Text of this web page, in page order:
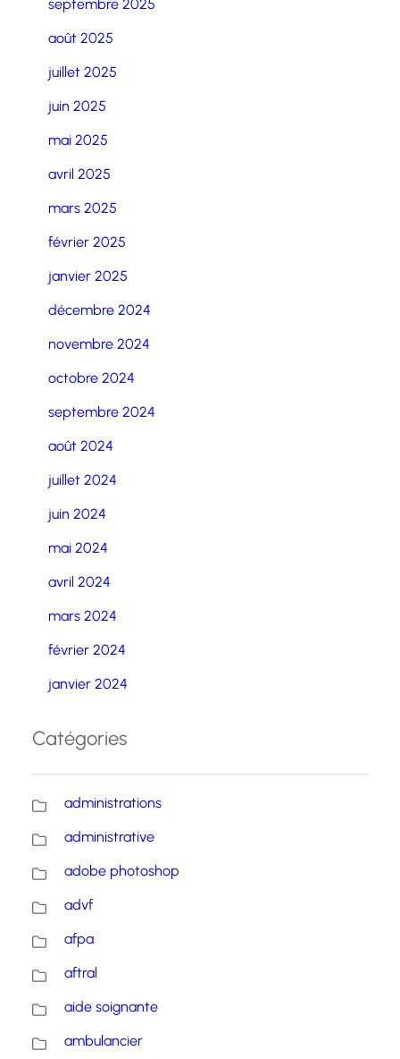
septembre 2025
août 2025
juillet 2025
juin 2025
mai 2025
avril 2025
mars 2025
février 2025
janvier 2025
décembre 2024
novembre 2024
octobre 2024
septembre 2024
août 2024
juillet 2024
juin 2024
mai 2024
avril 2024
mars 2024
février 2024
janvier 2024
Catégories
administrations
administrative
adobe photoshop
advf
afpa
aftral
aide soignante
ambulancier